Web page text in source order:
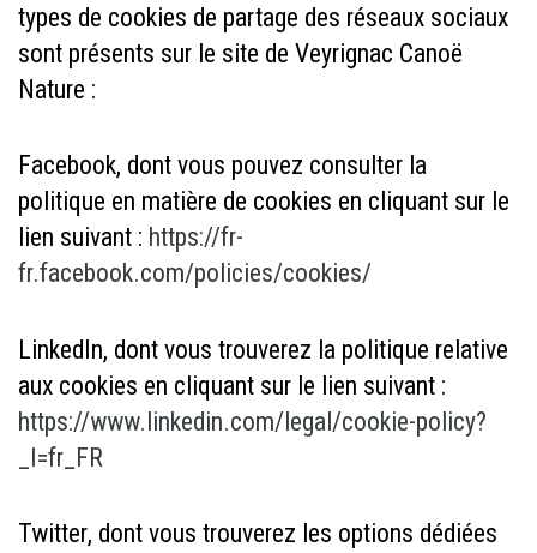
types de cookies de partage des réseaux sociaux
sont présents sur le site de Veyrignac Canoë
Nature :
Facebook, dont vous pouvez consulter la
politique en matière de cookies en cliquant sur le
lien suivant : https://fr-
fr.facebook.com/policies/cookies/
LinkedIn, dont vous trouverez la politique relative
aux cookies en cliquant sur le lien suivant :
https://www.linkedin.com/legal/cookie-policy?
_l=fr_FR
Twitter, dont vous trouverez les options dédiées